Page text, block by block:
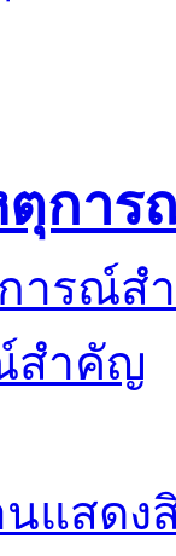
ตุกา
สำคัญ
นแสดง